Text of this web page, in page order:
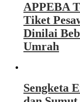
APPEBA
Tiket
Dinilai
Umrah
Sengketa